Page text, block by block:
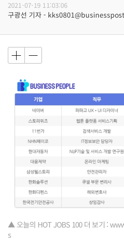
2021-07-19 11:03:06
구광선 기자 -
▲ 오늘의 HOT JOBS 100 더 보기 :
s